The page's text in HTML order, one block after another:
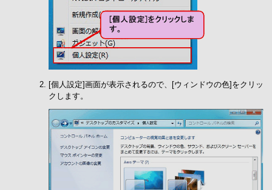
[個人設定]画面が表示されるので、[ウィンドウの色]をクリッ
クします。